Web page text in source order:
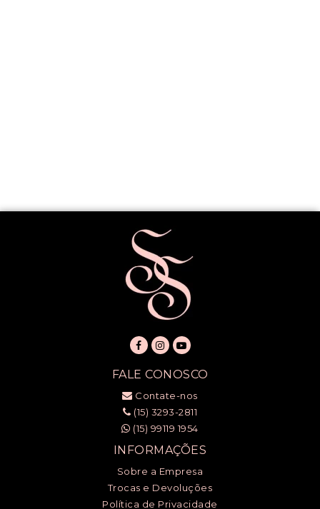
FALE CONOSCO
Contate-nos
(15) 3293-2811
(15) 99119 1954
INFORMAÇÕES
Sobre a Empresa
Trocas e Devoluções
Política de Privacidade